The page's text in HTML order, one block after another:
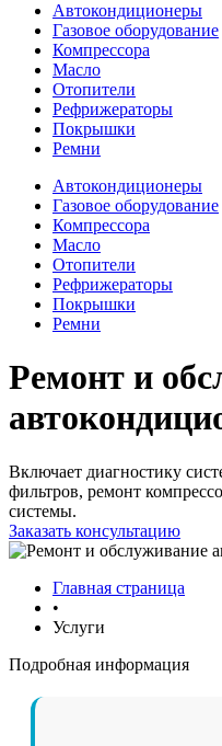
Автокондиционеры
Газовое оборудование
Компрессора
Масло
Отопители
Рефрижераторы
Покрышки
Ремни
Автокондиционеры
Газовое оборудование
Компрессора
Масло
Отопители
Рефрижераторы
Покрышки
Ремни
Ремонт и
Включает диагностику
фильтров, ремонт
системы.
Заказать консультацию
Главная страница
•
Услуги
Подробная информация